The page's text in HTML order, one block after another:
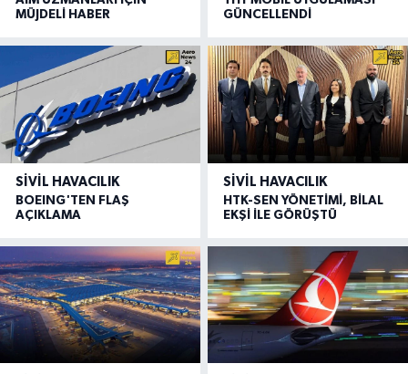
MÜJDELİ HABER
GÜNCELLENDİ
SIVIL HAVACILIK
BOEING'TEN FLAŞ
AÇIKLAMA
SIVIL HAVACILIK
HTK-SEN YÖNETİMİ, BİLAL
EKŞİ İLE GÖRÜŞTÜ